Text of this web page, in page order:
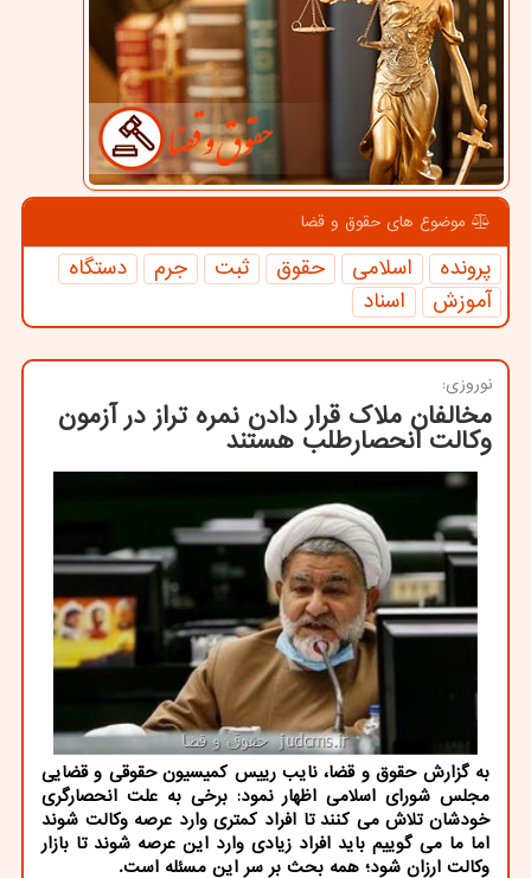
موضوع های حقوق و قضا
پرونده اسلامی حقوق ثبت جرم
دستگاه
آموزش
اسناد
نوروزی:
مخالفان ملاک قرار دادن نمره تراز در آزمون
وکالت انحصارطلب هستند
به گزارش حقوق و قضا، نایب رییس کمیسیون حقوقی و قضایی
مجلس شورای اسلامی اظهار نمود: برخی به علت انحصارگری
خودشان تلاش می کنند تا افراد کمتری وارد عرصه وکالت شوند
اما ما می گوییم باید افراد زیادی وارد این عرصه شوند تا بازار
وکالت ارزان شود؛ همه بحث بر سر این مسئله است.